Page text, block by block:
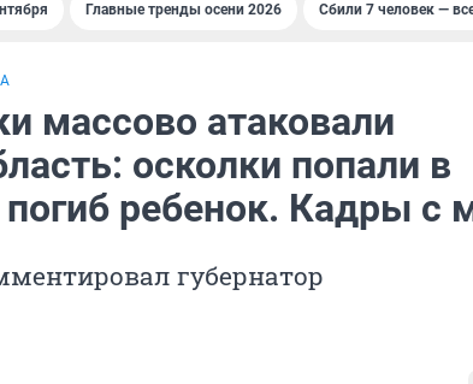
Главные тренды осени 2026 Сбили 7 человек —
массово атаковали
осколки попали в
ребенок. Кадры с
губернатор